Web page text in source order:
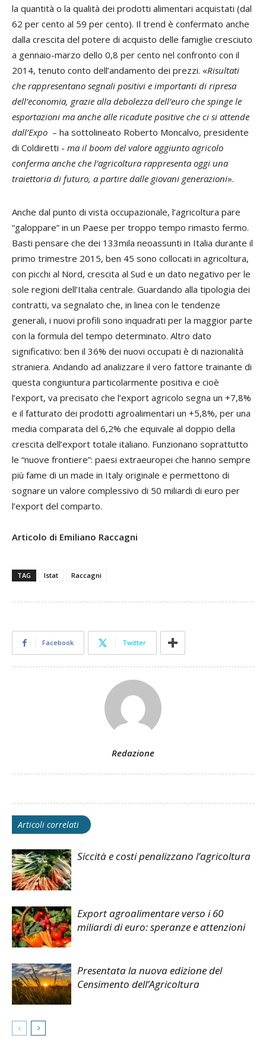
la quantità o la qualità dei prodotti alimentari acquistati (dal
62 per cento al 59 per cento). Il trend è confermato anche
dalla crescita del potere di acquisto delle famiglie cresciuto
a gennaio-marzo dello 0,8 per cento nel confronto con il
2014, tenuto conto dell’andamento dei prezzi. «Risultati
che rappresentano segnali positivi e importanti di ripresa
dell’economia, grazie alla debolezza dell’euro che spinge le
esportazioni ma anche alle ricadute positive che ci si attende
dall’Expo – ha sottolineato Roberto Moncalvo, presidente
di Coldiretti - ma il boom del valore aggiunto agricolo
conferma anche che l’agricoltura rappresenta oggi una
traiettoria di futuro, a partire dalle giovani generazioni».
Anche dal punto di vista occupazionale, l’agricoltura pare
“galoppare” in un Paese per troppo tempo rimasto fermo.
Basti pensare che dei 133mila neoassunti in Italia durante il
primo trimestre 2015, ben 45 sono collocati in agricoltura,
con picchi al Nord, crescita al Sud e un dato negativo per le
sole regioni dell’Italia centrale. Guardando alla tipologia dei
contratti, va segnalato che, in linea con le tendenze
generali, i nuovi profili sono inquadrati per la maggior parte
con la formula del tempo determinato. Altro dato
significativo: ben il 36% dei nuovi occupati è di nazionalità
straniera. Andando ad analizzare il vero fattore trainante di
questa congiuntura particolarmente positiva e cioè
l’export, va precisato che l’export agricolo segna un +7,8%
e il fatturato dei prodotti agroalimentari un +5,8%, per una
media comparata del 6,2% che equivale al doppio della
crescita dell’export totale italiano. Funzionano soprattutto
le “nuove frontiere”: paesi extraeuropei che hanno sempre
più fame di un made in Italy originale e permettono di
sognare un valore complessivo di 50 miliardi di euro per
l’export del comparto.
Articolo di Emiliano Raccagni
TAG Istat Raccagni
Facebook Twitter
Redazione
Articoli correlati
Siccità e costi penalizzano l’agricoltura
Export agroalimentare verso i 60
miliardi di euro: speranze e attenzioni
Presentata la nuova edizione del
Censimento dell’Agricoltura